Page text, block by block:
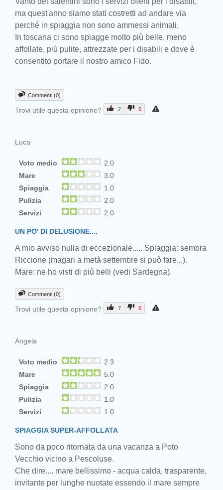
ma quest'anno siamo stati costretti ad andare via
perché in spiaggia non sono ammessi animali.
In toscana ci sono spiagge molto più belle, meno
affollate, più pulite, attrezzate per i disabili e dove è
consentito portare il nostro amico Fido.
Commenti (0)
Trovi utile questa opinione? 2 5
Luca
Voto medio
2.0
Mare
3.0
Spiaggia
1.0
Pulizia
2.0
Servizi
2.0
UN PO' DI DELUSIONE....
A mio avviso nulla di eccezionale..... Spiaggia: sembra
Riccione (magari a metà settembre si può fare...).
Mare: ne ho visti di più belli (vedi Sardegna).
Commenti (0)
Trovi utile questa opinione? 7 6
Angela
Voto medio
2.3
Mare
5.0
Spiaggia
2.0
Pulizia
1.0
Servizi
1.0
SPIAGGIA SUPER-AFFOLLATA
Sono da poco ritornata da una vacanza a Poto
Vecchio vicino a Pescoluse.
Che dire.... mare bellissimo - acqua calda, trasparente,
invitante per lunghe nuotate essendo il mare sempre